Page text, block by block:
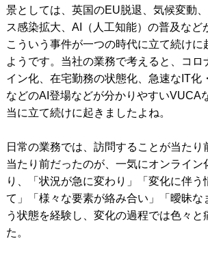
景としては、英国のEU脱退、気候変動
ス感染拡大、AI（人工知能）の普及など
こういう事件が一つの時代に立て続けに
ようです。当社の業務で考えると、コロ
イン化、在宅勤務の状態化、急速なIT化
などのAI登場などが分かりやすいVUCA
当に立て続けに起きましたよね。
日常の業務では、訪問することが当たり
当たり前だったのが、一気にオンライン
り、「状況が急に変わり」「変化に伴う
て」「様々な要素が絡み合い」「曖昧な
う状態を経験し、変化の過程では色々と
た。